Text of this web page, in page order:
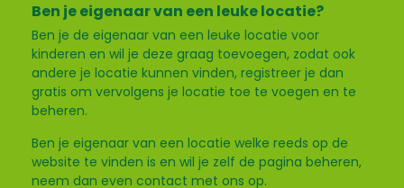
Ben je eigenaar van een leuke locatie?
Ben je de eigenaar van een leuke locatie voor
kinderen en wil je deze graag toevoegen, zodat ook
andere je locatie kunnen vinden, registreer je dan
gratis om vervolgens je locatie toe te voegen en te
beheren.
Ben je eigenaar van een locatie welke reeds op de
website te vinden is en wil je zelf de pagina beheren,
neem dan even contact met ons op.